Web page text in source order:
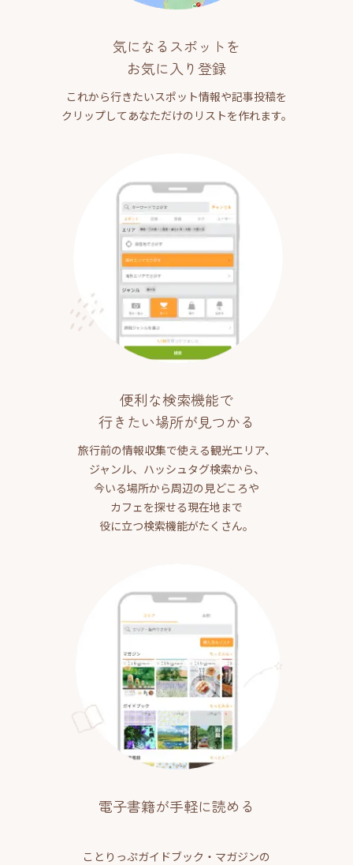
気になるスポットを
お気に入り登録
これから行きたいスポット情報や記事投稿を
クリップしてあなただけのリストを作れます。
便利な検索機能で
行きたい場所が見つかる
旅行前の情報収集で使える観光エリア、
ジャンル、ハッシュタグ検索から、
今いる場所から周辺の見どころや
カフェを探せる現在地まで
役に立つ検索機能がたくさん。
電子書籍が手軽に読める
ことりっぷガイドブック・マガジンの